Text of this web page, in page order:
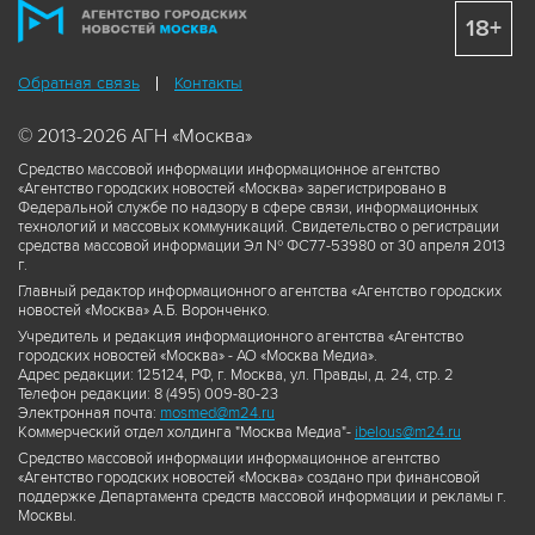
Обратная связь Контакты
© 2013-2026 АГН «Москва»
Средство массовой информации информационное агентство
«Агентство городских новостей «Москва» зарегистрировано в
Федеральной службе по надзору в сфере связи, информационных
технологий и массовых коммуникаций. Свидетельство о регистрации
средства массовой информации Эл № ФС77-53980 от 30 апреля 2013
г.
Главный редактор информационного агентства «Агентство городских
новостей «Москва» А.Б. Воронченко.
Учредитель и редакция информационного агентства «Агентство
городских новостей «Москва» - АО «Москва Медиа».
Адрес редакции: 125124, РФ, г. Москва, ул. Правды, д. 24, стр. 2
Телефон редакции: 8 (495) 009-80-23
Электронная почта: mosmed@m24.ru
Коммерческий отдел холдинга "Москва Медиа"- ibelous@m24.ru
Средство массовой информации информационное агентство
«Агентство городских новостей «Москва» создано при финансовой
поддержке Департамента средств массовой информации и рекламы г.
Москвы.
18+